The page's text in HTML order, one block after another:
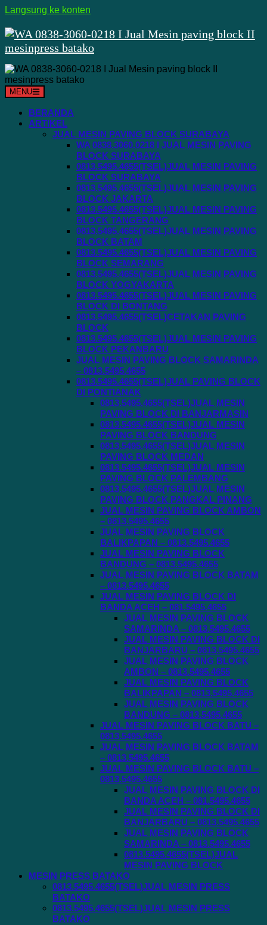
Langsung ke konten
MENU
BERANDA
ARTIKEL
JUAL MESIN PAVING BLOCK SURABAYA
WA 0838.3060.0218 I JUAL MESIN PAVING
BLOCK SURABAYA
0813.5495.4655(TSEL)JUAL MESIN PAVING
BLOCK SURABAYA
0813.5495.4655(TSEL)JUAL MESIN PAVING
BLOCK JAKARTA
0813.5495.4655(TSEL)JUAL MESIN PAVING
BLOCK TANGERANG
0813.5495.4655(TSEL)JUAL MESIN PAVING
BLOCK BATAM
0813.5495.4655(TSEL)JUAL MESIN PAVING
BLOCK SEMARANG
0813.5495.4655(TSEL)JUAL MESIN PAVING
BLOCK YOGYAKARTA
0813.5495.4655(TSEL)JUAL MESIN PAVING
BLOCK DI BONTANG
0813.5495.4655(TSEL)CETAKAN PAVING
BLOCK
0813.5495.4655(TSEL)JUAL MESIN PAVING
BLOCK PEKANBARU
JUAL MESIN PAVING BLOCK SAMARINDA
– 0813.5495.4655
0813.5495.4655(TSEL)JUAL PAVING BLOCK
DI PONTIANAK
0813.5495.4655(TSEL)JUAL MESIN
PAVING BLOCK DI BANJARMASIN
0813.5495.4655(TSEL)JUAL MESIN
PAVING BLOCK BANDUNG
0813.5495.4655(TSEL)JUAL MESIN
PAVING BLOCK MEDAN
0813.5495.4655(TSEL)JUAL MESIN
PAVING BLOCK PALEMBANG
0813.5495.4655(TSEL)JUAL MESIN
PAVING BLOCK PANGKAL PINANG
JUAL MESIN PAVING BLOCK AMBON
– 0813.5495.4655
JUAL MESIN PAVING BLOCK
BALIKPAPAN – 0813.5495.4655
JUAL MESIN PAVING BLOCK
BANDUNG – 0813.5495.4655
JUAL MESIN PAVING BLOCK BATAM
– 0813.5495.4655
JUAL MESIN PAVING BLOCK DI
BANDA ACEH – 081.5495.4655
JUAL MESIN PAVING BLOCK
SAMARINDA – 0813.5495.4655
JUAL MESIN PAVING BLOCK DI
BANJARBARU – 0813.5495.4655
JUAL MESIN PAVING BLOCK
AMBON – 0813.5495.4655
JUAL MESIN PAVING BLOCK
BALIKPAPAN – 0813.5495.4655
JUAL MESIN PAVING BLOCK
BANDUNG – 0813.5495.4655
JUAL MESIN PAVING BLOCK BATU –
0813.5495.4655
JUAL MESIN PAVING BLOCK BATAM
– 0813.5495.4655
JUAL MESIN PAVING BLOCK BATU –
0813.5495.4655
JUAL MESIN PAVING BLOCK DI
BANDA ACEH – 081.5495.4655
JUAL MESIN PAVING BLOCK DI
BANJARBARU – 0813.5495.4655
JUAL MESIN PAVING BLOCK
SAMARINDA – 0813.5495.4655
0813.5495.4655(TSEL)JUAL
MESIN PAVING BLOCK
MESIN PRESS BATAKO
0813.5495.4655(TSEL)JUAL MESIN PRESS
BATAKO
0813.5495.4655(TSEL)JUAL MESIN PRESS
BATAKO